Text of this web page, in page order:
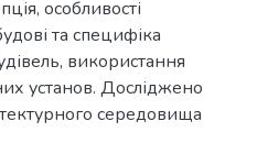
особливості
та специфіка
використання
установ. Досліджено
середовища